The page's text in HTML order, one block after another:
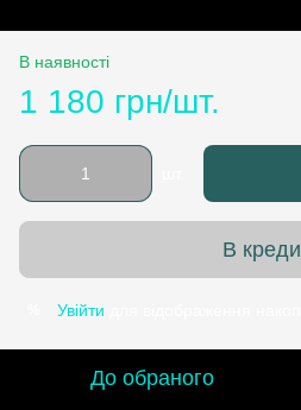
В наявності
1 180 грн/шт.
В
Увійти
До обраного